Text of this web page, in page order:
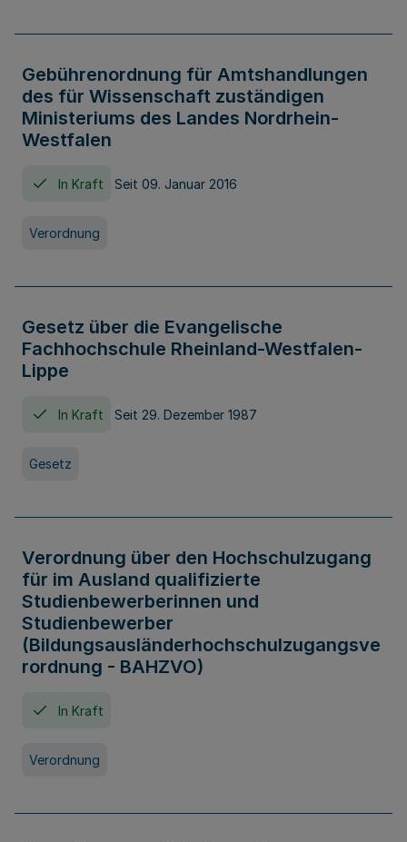
Gebührenordnung für Amtshandlungen
des für Wissenschaft zuständigen
Ministeriums des Landes Nordrhein-
Westfalen
In Kraft Seit 09. Januar 2016
Verordnung
Gesetz über die Evangelische
Fachhochschule Rheinland-Westfalen-
Lippe
In Kraft Seit 29. Dezember 1987
Gesetz
Verordnung über den Hochschulzugang
für im Ausland qualifizierte
Studienbewerberinnen und
Studienbewerber
(Bildungsausländerhochschulzugangsve
rordnung - BAHZVO)
In Kraft
Verordnung